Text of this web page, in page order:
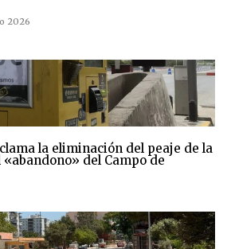
2026
la eliminación del peaje de la
del Campo de